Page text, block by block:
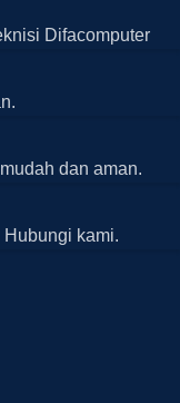
Difacomputer
dan aman.
kami.